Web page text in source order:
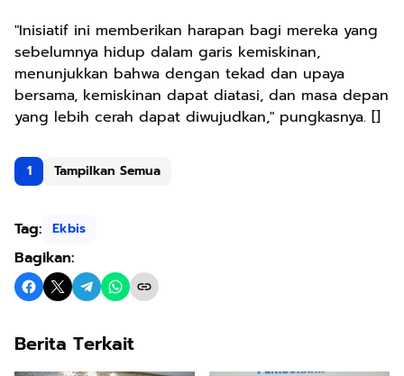
"Inisiatif ini memberikan harapan bagi mereka yang
sebelumnya hidup dalam garis kemiskinan,
menunjukkan bahwa dengan tekad dan upaya
bersama, kemiskinan dapat diatasi, dan masa depan
yang lebih cerah dapat diwujudkan," pungkasnya. []
1 Tampilkan Semua
Tag: Ekbis
Bagikan:
Berita Terkait